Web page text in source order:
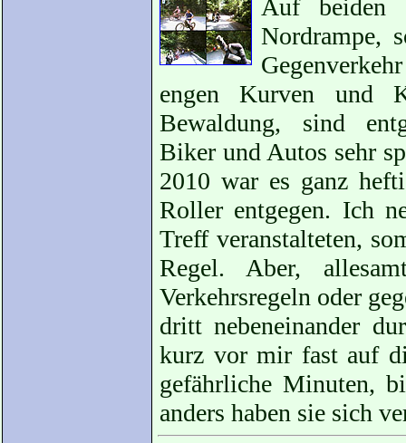
Auf beiden
Nordrampe,
engen Kurven und
Bewaldung, sind
Biker und Autos sehr
2010 war es ganz
Roller entgegen. Ich
Treff veranstalteten,
Regel. Aber,
Verkehrsregeln oder
dritt nebeneinander
kurz vor mir fast auf
gefährliche Minuten,
anders haben sie sich